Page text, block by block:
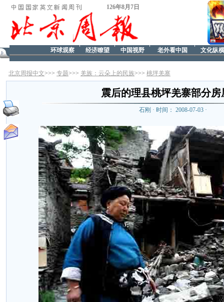
126年8月7日
文化纵横
老外看中国
中国视野
经济瞭望
环球观察
北京周报中文>>> 专题>>> 羌族：云朵上的民族>>> 桃坪羌寨
震后的理县桃坪羌寨部分房
石刚 · 时间： 2008-07-03 ·